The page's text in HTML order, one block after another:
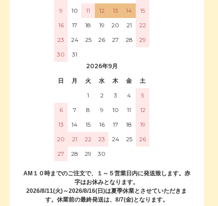
9
10 11 12 13 14
15
16
17 18 19 20 21
22
23
24 25 26 27 28
29
30
31
2026年9月
日
月 火 水 木 金
土
1
2 3 4
5
6
7 8 9 10 11
12
13
14 15 16 17 18
19
20
21 22 23 24 25
26
27
28 29 30
AM１０時までのご注文で、１～５営業日内に発送致します。赤
字はお休みとなります。
2026/8/11(火)～2026/8/16(日)は夏季休業とさせていただきま
す。休業前の最終発送は、8/7(金)となります。